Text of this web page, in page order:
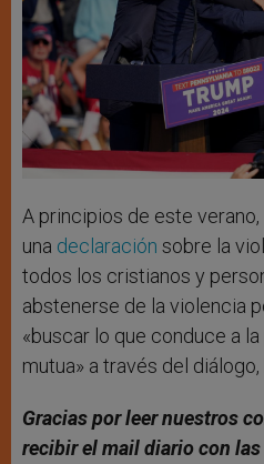
A principios de este verano,
una declaración sobre la
todos los cristianos y
abstenerse de la violencia
«buscar lo que conduce a
mutua» a través del
Gracias por leer nuestros
recibir el mail diario con